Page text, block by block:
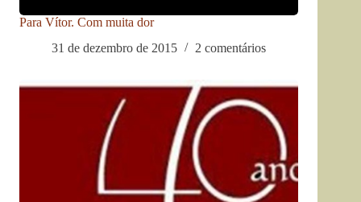
Para Vítor. Com muita dor
31 de dezembro de 2015
2 comentários